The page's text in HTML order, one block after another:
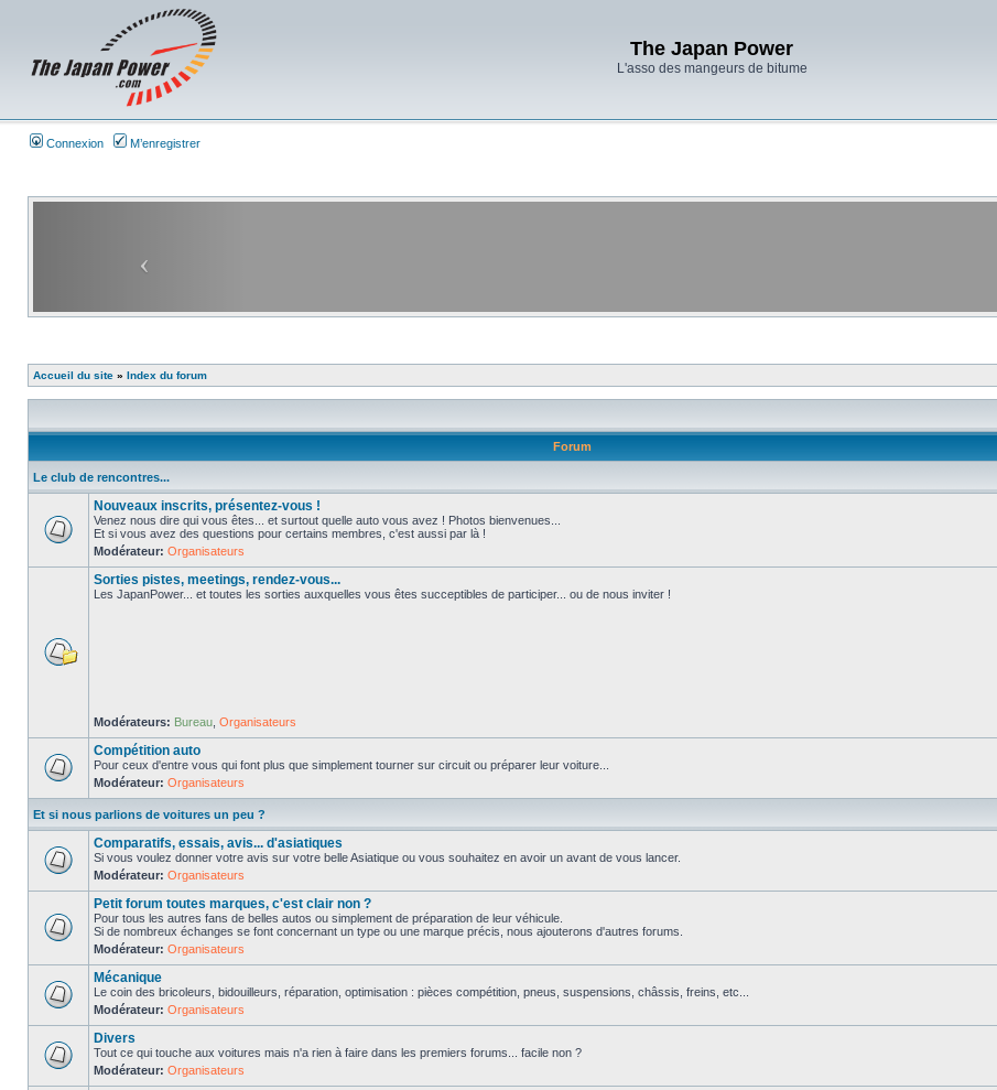
The Japan Power
L'asso des mangeurs de bitume
Connexion M’enregistrer
Accueil du site » Index du forum
Forum
Le club de rencontres...
Nouveaux inscrits, présentez-vous !
Venez nous dire qui vous êtes... et surtout quelle auto vous avez ! Photos bienvenues...
Et si vous avez des questions pour certains membres, c'est aussi par là !
Modérateur: Organisateurs
Sorties pistes, meetings, rendez-vous...
Les JapanPower... et toutes les sorties auxquelles vous êtes succeptibles de participer... ou de nous inviter !
Modérateurs: Bureau Organisateurs
Compétition auto
Pour ceux d'entre vous qui font plus que simplement tourner sur circuit ou préparer leur voiture...
Modérateur: Organisateurs
Et si nous parlions de voitures un peu ?
Comparatifs, essais, avis... d'asiatiques
Si vous voulez donner votre avis sur votre belle Asiatique ou vous souhaitez en avoir un avant de vous lancer.
Modérateur: Organisateurs
Petit forum toutes marques, c'est clair non ?
Pour tous les autres fans de belles autos ou simplement de préparation de leur véhicule.
Si de nombreux échanges se font concernant un type ou une marque précis, nous ajouterons d'autres forums.
Modérateur: Organisateurs
Mécanique
Le coin des bricoleurs, bidouilleurs, réparation, optimisation : pièces compétition, pneus, suspensions, châssis, freins, etc...
Modérateur: Organisateurs
Divers
Tout ce qui touche aux voitures mais n'a rien à faire dans les premiers forums... facile non ?
Modérateur: Organisateurs